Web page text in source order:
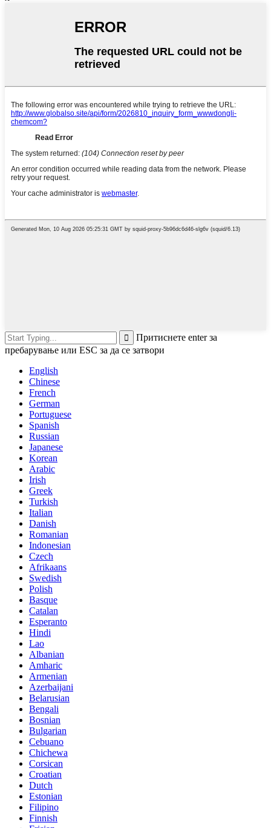
Притиснете enter за
пребарување или ESC за да се затвори
English
Chinese
French
German
Portuguese
Spanish
Russian
Japanese
Korean
Arabic
Irish
Greek
Turkish
Italian
Danish
Romanian
Indonesian
Czech
Afrikaans
Swedish
Polish
Basque
Catalan
Esperanto
Hindi
Lao
Albanian
Amharic
Armenian
Azerbaijani
Belarusian
Bengali
Bosnian
Bulgarian
Cebuano
Chichewa
Corsican
Croatian
Dutch
Estonian
Filipino
Finnish